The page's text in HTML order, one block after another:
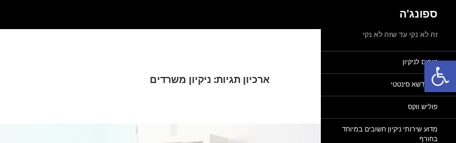
פתח סרגל נגישות
לדלג
לתוכן
ספונג'ה
ארכיון תגיות: ניקיון משרדים
זה לא נקי עד שזה לא נקי
טיפים לניקיון
ניקוי דשא סינטטי
פוליש ווקס
מדוע שירותי ניקיון חשובים במיוחד
בחורף